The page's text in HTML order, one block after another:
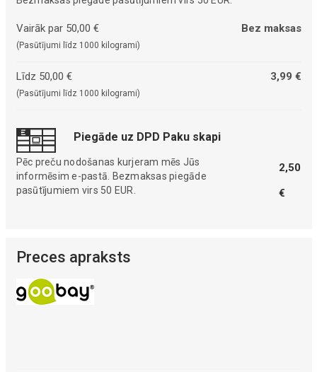
Vairāk par 50,00 €
(Pasūtījumi līdz 1000 kilogrami)
Bez maksas
Līdz 50,00 €
(Pasūtījumi līdz 1000 kilogrami)
3,99 €
Piegāde uz DPD Paku skapi
Pēc preču nodošanas kurjeram mēs Jūs
informēsim e-pastā. Bezmaksas piegāde
pasūtījumiem virs 50 EUR.
2,50
€
Preces apraksts